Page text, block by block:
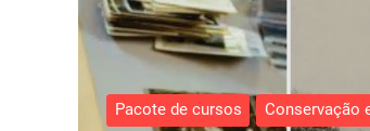
Pacote de cursos
Conservação